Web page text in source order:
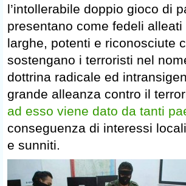
l’intollerabile doppio gioco di
presentano come fedeli
larghe, potenti e riconosciute
sostengano i terroristi nel
dottrina radicale ed
grande alleanza contro il
ad esso viene dato da tanti
conseguenza di interessi
e sunniti.